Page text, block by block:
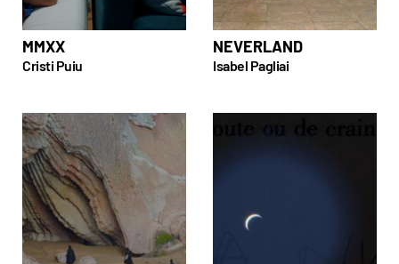
MMXX
Cristi Puiu
NEVERLAND
Isabel Pagliai